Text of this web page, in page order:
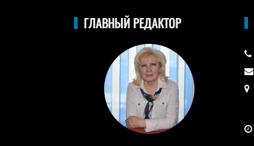
ГЛАВНЫЙ РЕДАКТОР